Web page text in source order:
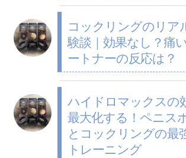
コックリングのリア
験談｜効果なし？痛
ートナーの反応は？
ハイドロマックスの
最大化する！ペニス
とコックリングの最
トレーニング